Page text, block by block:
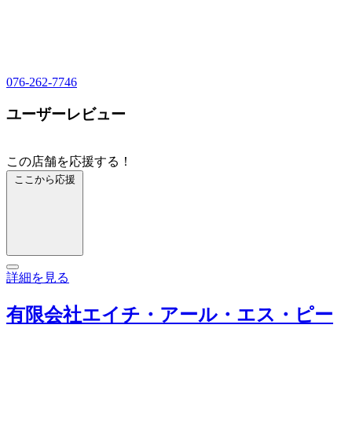
076-262-7746
ユーザーレビュー
この店舗を応援する！
ここから応援
詳細を見る
有限会社エイチ・アール・エス・ピー